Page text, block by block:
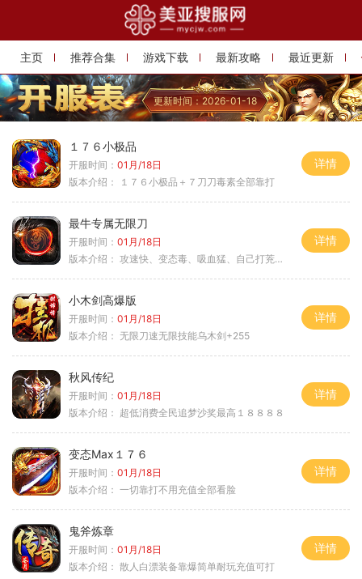
主页 推荐合集 游戏下载 最新攻略 最近更新
更新时间：2026-01-18
１７６小极品
开服时间： 01月/18日
版本介绍：
１７６小极品＋７刀刀毒素全部靠打
详情
最牛专属无限刀
开服时间： 01月/18日
版本介绍： 攻速快、变态毒、吸血猛、自己打茺值玩
详情
小木剑高爆版
开服时间： 01月/18日
版本介绍： 无限刀速无限技能乌木剑+255
详情
秋风传纪
开服时间： 01月/18日
版本介绍： 超低消费全民追梦沙奖最高１８８８８
详情
变态Max１７６
开服时间： 01月/18日
版本介绍： 一切靠打不用充值全部看脸
详情
鬼斧炼章
开服时间： 01月/18日
版本介绍： 散人白漂装备靠爆简单耐玩充值可打
详情